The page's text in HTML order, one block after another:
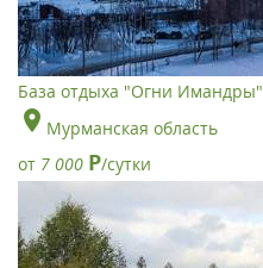
База отдыха "Огни Имандры"
Мурманская область
от 7 000 Р/сутки